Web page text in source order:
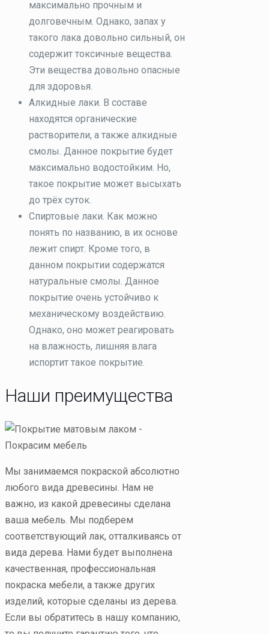
максимально прочным и
долговечным. Однако, запах у
такого лака довольно сильный, он
содержит токсичные вещества.
Эти вещества довольно опасные
для здоровья.
Алкидные лаки. В составе
находятся органические
растворители, а также алкидные
смолы. Данное покрытие будет
максимально водостойким. Но,
такое покрытие может высыхать
до трёх суток.
Спиртовые лаки. Как можно
понять по названию, в их основе
лежит спирт. Кроме того, в
данном покрытии содержатся
натуральные смолы. Данное
покрытие очень устойчиво к
механическому воздействию.
Однако, оно может реагировать
на влажность, лишняя влага
испортит такое покрытие.
Наши преимущества
Мы занимаемся покраской абсолютно
любого вида древесины. Нам не
важно, из какой древесины сделана
ваша мебель. Мы подберем
соответствующий лак, отталкиваясь от
вида дерева. Нами будет выполнена
качественная, профессиональная
покраска мебели, а также других
изделий, которые сделаны из дерева.
Если вы обратитесь в нашу компанию,